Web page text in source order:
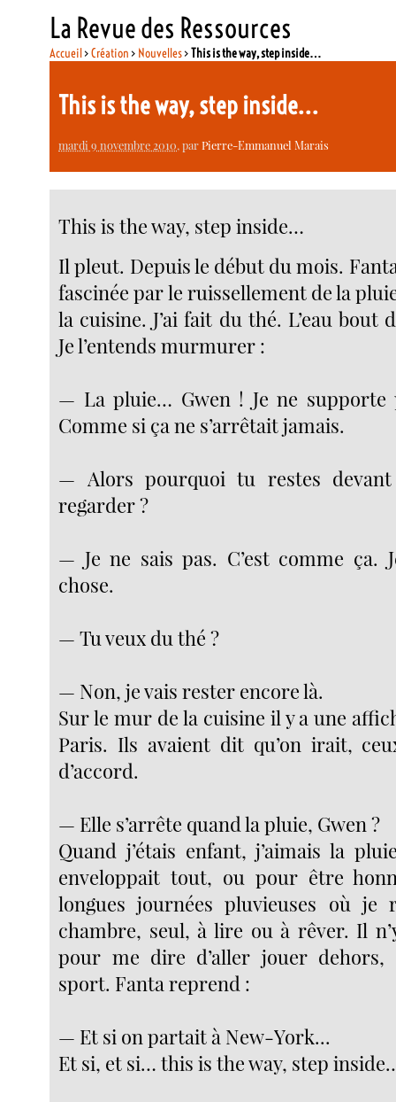
La Revue des Ressources
Accueil>Création > Nouvelles>This is the way, step inside…
This is the way, step inside…
mardi 9 novembre 2010, parPierre-Emmanuel Marais
This is the way, step inside…
Il pleut. Depuis le début du mois.
fascinée par le ruissellement de la
la cuisine. J’ai fait du thé. L’eau bout
Je l’entends murmurer :
— La pluie… Gwen ! Je ne supporte
Comme si ça ne s’arrêtait jamais.
— Alors pourquoi tu restes
regarder ?
— Je ne sais pas. C’est comme ça.
chose.
— Tu veux du thé ?
— Non, je vais rester encore là.
Sur le mur de la cuisine il y a une
Paris. Ils avaient dit qu’on irait,
d’accord.
— Elle s’arrête quand la pluie, Gwen ?
Quand j’étais enfant, j’aimais la
enveloppait tout, ou pour être
longues journées pluvieuses où je
chambre, seul, à lire ou à rêver. Il
pour me dire d’aller jouer
sport. Fanta reprend :
— Et si on partait à New-York...
Et si, et si… this is the way, step